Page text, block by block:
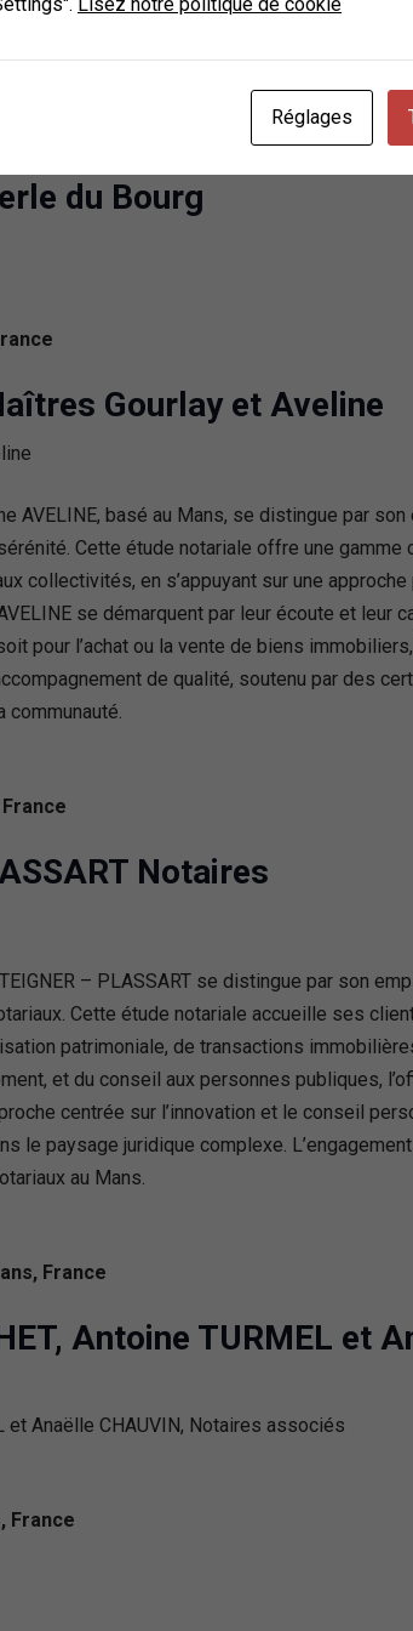
à sa clientèle.
du Bourg
Gourlay et Aveline
AVELINE, basé au Mans, se distingue par
Cette étude notariale offre une
collectivités, en s’appuyant sur une
se démarquent par leur écoute et
pour l’achat ou la vente de biens
de qualité, soutenu par des
Notaires
– PLASSART se distingue par son
Cette étude notariale accueille ses
patrimoniale, de transactions
et du conseil aux personnes publiques,
centrée sur l’innovation et le conseil
le paysage juridique complexe.
au Mans.
France
Antoine TURMEL et
France
Réglages